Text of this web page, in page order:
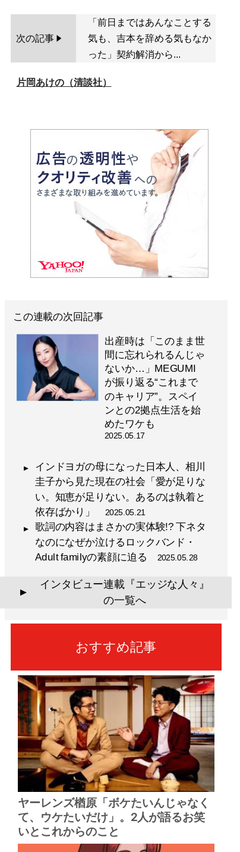
次の記事
「前日まではあんなことする
気も、吉本を辞める気もなか
った」契約解消から...
片岡あけの（清談社）
この連載の次回記事
出産時は「このまま世
間に忘れられるんじゃ
ないか…」MEGUMI
が振り返る“これまで
のキャリア”。スペイ
ンとの2拠点生活を始
めたワケも
2025.05.17
インドヨガの母になった日本人、相川
圭子から見た現在の社会「愛が足りな
い。知恵が足りない。あるのは執着と
依存ばかり」
2025.05.21
歌詞の内容はまさかの実体験!? 下ネタ
なのになぜか泣けるロックバンド・
Adult familyの素顔に迫る
2025.05.28
▲
インタビュー連載『エッジな人々』
の一覧へ
おすすめ記事
ヤーレンズ楢原「ボケたいんじゃなく
て、ウケたいだけ」。2人が語るお笑
いとこれからのこと